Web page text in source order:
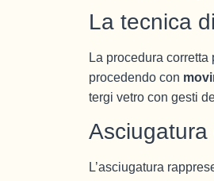
La tecnica
La procedura
procedendo con
tergi vetro con gesti
L’asciugatura